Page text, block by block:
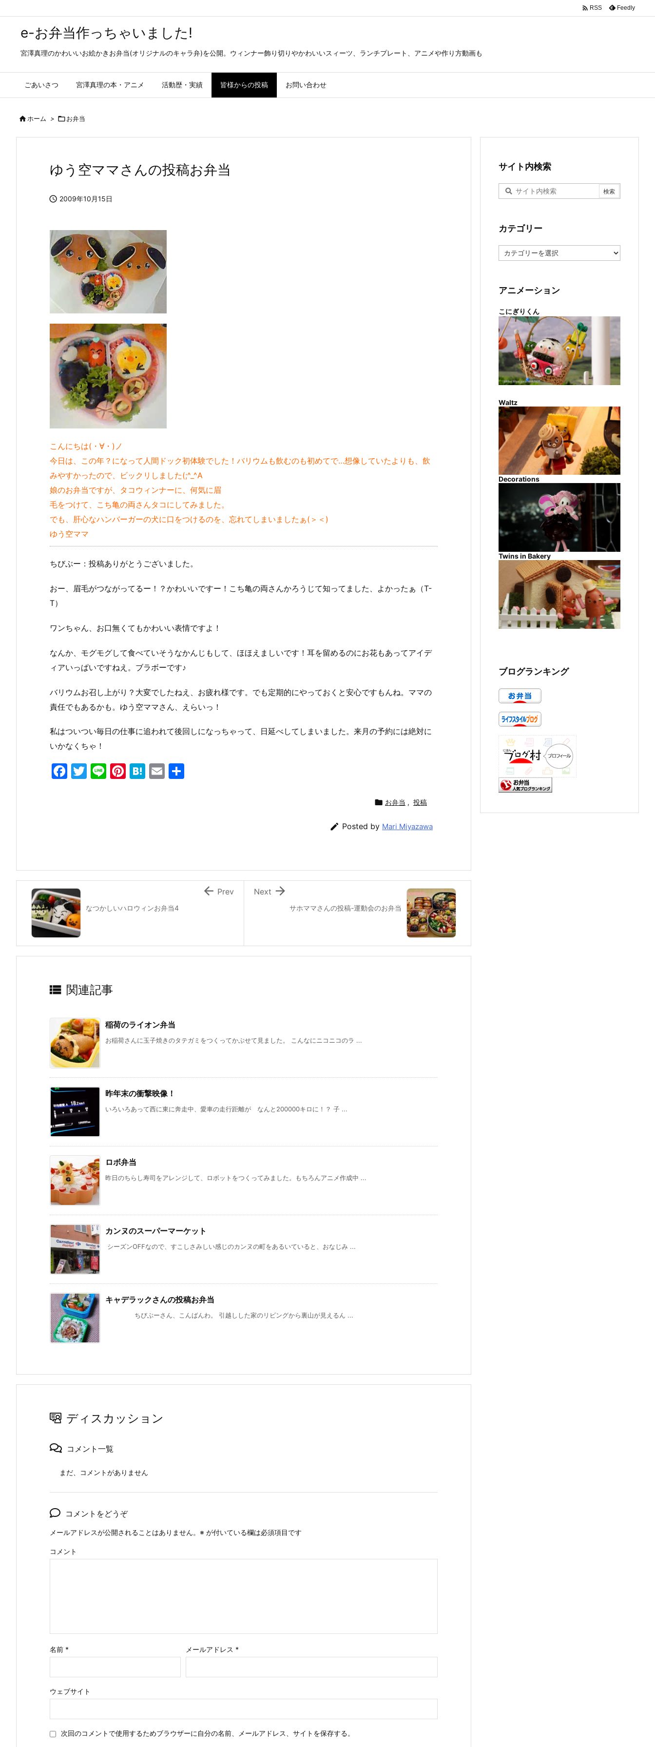
e-お弁当作っちゃいました!
宮澤真理のかわいいお絵かきお弁当(オリジナルのキャラ弁)を公開。ウィンナー飾り切りやかわいいスィーツ、ランチプレート、アニメや作り方動画も
ごあいさつ 宮澤真理の本・アニメ 活動歴・実績 皆様からの投稿 お問い合わせ
 RSS Feedly
ホーム > お弁当
ゆう空ママさんの投稿お弁当
 2009年10月15日
こんにちは(・∀・)ノ
今日は、この年？になって人間ドック初体験でした！バリウムも飲むのも初めてで…想像していたよりも、飲
みやすかったので、ビックリしました(;^_^A
娘のお弁当ですが、タコウィンナーに、何気に眉
毛をつけて、こち亀の両さんタコにしてみました。
でも、肝心なハンバーガーの犬に口をつけるのを、忘れてしまいましたぁ(＞＜)
ゆう空ママ
ちびぶー：投稿ありがとうございました。
おー、眉毛がつながってるー！？かわいいですー！こち亀の両さんかろうじて知ってました、よかったぁ（T-
T）
ワンちゃん、お口無くてもかわいい表情ですよ！
なんか、モグモグして食べていそうなかんじもして、ほほえましいです！耳を留めるのにお花もあってアイデ
ィアいっぱいですねえ。ブラボーです♪
バリウムお召し上がり？大変でしたねえ、お疲れ様です。でも定期的にやっておくと安心ですもんね。ママの
責任でもあるかも。ゆう空ママさん、えらいっ！
私はついつい毎日の仕事に追われて後回しになっちゃって、日延べしてしまいました。来月の予約には絶対に
いかなくちゃ！
F
k
T
Li Pi H
E
 お弁当 , 投稿
 Posted by Mari Miyazawa
サホママさんの投稿-運動会のお弁当

Next
なつかしいハロウィンお弁当4
 Prev
 関連記事
稲荷のライオン弁当
お稲荷さんに玉子焼きのタテガミをつくってかぶせて見ました。 こんなにニコニコのラ ...
昨年末の衝撃映像！
いろいろあって西に東に奔走中、愛車の走行距離が なんと200000キロに！？ 子 ...
ロボ弁当
昨日のちらし寿司をアレンジして、ロボットをつくってみました。もちろんアニメ作成中 ...
カンヌのスーパーマーケット
シーズンOFFなので、すこしさみしい感じのカンヌの町をあるいていると、おなじみ ...
キャデラックさんの投稿お弁当
ちびぶーさん、こんばんわ。 引越しした家のリビングから裏山が見えるん ...
ディスカッション
コメント一覧
まだ、コメントがありません
コメントをどうぞ
メールアドレスが公開されることはありません。 ※ が付いている欄は必須項目です
コメント
名前 * メールアドレス *
ウェブサイト
次回のコメントで使用するためブラウザーに自分の名前、メールアドレス、サイトを保存する。
サイト内検索
カテゴリー
テ
ー
アニメーション
こにぎりくん
Waltz
Decorations
Twins in Bakery
ブログランキング